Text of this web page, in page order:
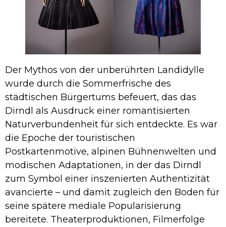
Der Mythos von der unberührten Landidylle
wurde durch die Sommerfrische des
städtischen Bürgertums befeuert, das das
Dirndl als Ausdruck einer romantisierten
Naturverbundenheit für sich entdeckte. Es war
die Epoche der touristischen
Postkartenmotive, alpinen Bühnenwelten und
modischen Adaptationen, in der das Dirndl
zum Symbol einer inszenierten Authentizität
avancierte – und damit zugleich den Boden für
seine spätere mediale Popularisierung
bereitete. Theaterproduktionen, Filmerfolge